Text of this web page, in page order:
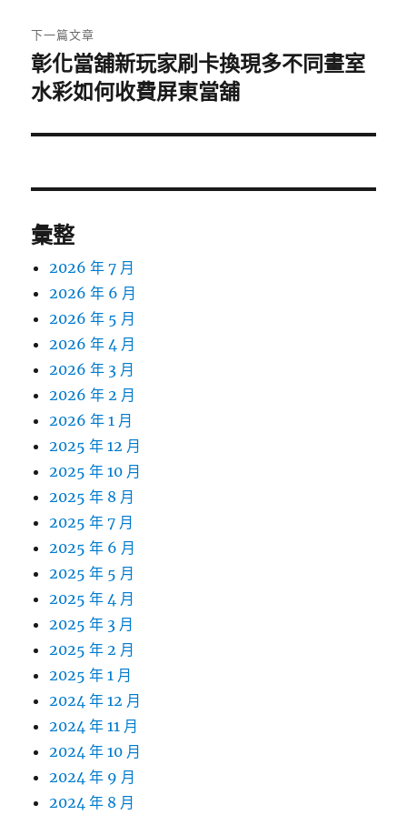
章:
下一篇文章
下
一
文
彰化當舖新玩家刷卡換現多不同畫室
水彩如何收費屏東當舖
彙整
2026 年 7 月
2026 年 6 月
2026 年 5 月
2026 年 4 月
2026 年 3 月
2026 年 2 月
2026 年 1 月
2025 年 12 月
2025 年 10 月
2025 年 8 月
2025 年 7 月
2025 年 6 月
2025 年 5 月
2025 年 4 月
2025 年 3 月
2025 年 2 月
2025 年 1 月
2024 年 12 月
2024 年 11 月
2024 年 10 月
2024 年 9 月
2024 年 8 月